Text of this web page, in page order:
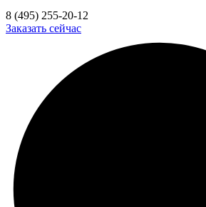
8 (495) 255-20-12
Заказать сейчас